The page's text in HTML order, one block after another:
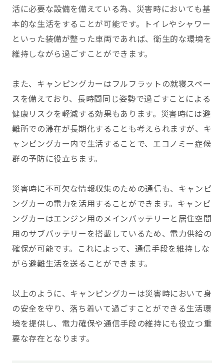
活に必要な設備を備えている為、災害時においても基
本的な生活をすることが可能です。トイレやシャワー
といった装備が整った車両であれば、衛生的な環境を
維持しながら過ごすことができます。
また、キャンピングカーはフルフラットの就寝スペー
スを備えており、長時間同じ姿勢で過ごすことによる
健康リスクを軽減する効果もあります。災害時には避
難所での滞在が長期化することも考えられますが、キ
ャンピングカー内で生活することで、エコノミー症候
群の予防に役立ちます。
災害時に不可欠な情報収集のための通信も、キャンピ
ングカーの電力を活用することができます。キャンピ
ングカーはエンジン用のメインバッテリーと居住空間
用のサブバッテリーを搭載しているため、電力供給の
確保が可能です。これによって、通信手段を維持しな
がら避難生活を送ることができます。
以上のように、キャンピングカーは災害時において身
の安全を守り、落ち着いて過ごすことができる生活環
境を提供し、電力確保や通信手段の維持にも役立つ重
要な存在となります。